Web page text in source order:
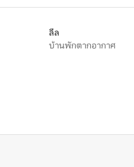
ลีล
บ้านพักตากอากาศ